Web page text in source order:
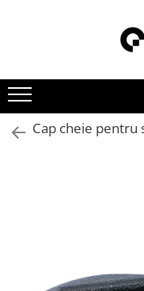
Cap cheie